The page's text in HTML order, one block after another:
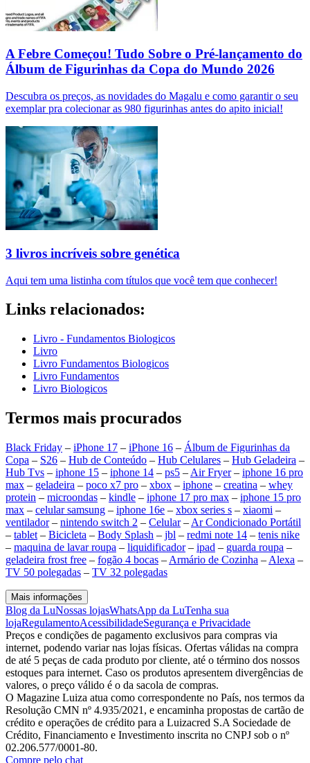
A Febre Começou! Tudo Sobre o Pré-lançamento do
Álbum de Figurinhas da Copa do Mundo 2026
Descubra os preços, as novidades do Magalu e como garantir o seu
exemplar pra colecionar as 980 figurinhas antes do apito inicial!
3 livros incríveis sobre genética
Aqui tem uma listinha com títulos que você tem que conhecer!
Links relacionados:
Livro - Fundamentos Biologicos
Livro
Livro Fundamentos Biologicos
Livro Fundamentos
Livro Biologicos
Termos mais procurados
Black Friday – iPhone 17 – iPhone 16 – Álbum de Figurinhas da
Copa – S26 – Hub de Conteúdo – Hub Celulares – Hub Geladeira –
Hub Tvs – iphone 15 – iphone 14 – ps5 – Air Fryer– iphone 16 pro
max – geladeira – poco x7 pro – xbox – iphone – creatina – whey
protein – microondas – kindle – iphone 17 pro max – iphone 15 pro
max – celular samsung – iphone 16e – xbox series s – xiaomi –
ventilador– nintendo switch 2 – Celular– Ar Condicionado Portátil
– tablet – Bicicleta – Body Splash – jbl – redmi note 14 – tenis nike
– maquina de lavar roupa – liquidificador– ipad – guarda roupa –
geladeira frost free – fogão 4 bocas – Armário de Cozinha – Alexa –
TV 50 polegadas – TV 32 polegadas
Mais informações
Blog da LuNossas lojasWhatsApp da LuTenha sua
lojaRegulamentoAcessibilidadeSegurança e Privacidade
Preços e condições de pagamento exclusivos para compras via
internet, podendo variar nas lojas físicas. Ofertas válidas na compra
de até 5 peças de cada produto por cliente, até o término dos nossos
estoques para internet. Caso os produtos apresentem divergências de
valores, o preço válido é o da sacola de compras.
O Magazine Luiza atua como correspondente no País, nos termos da
Resolução CMN nº 4.935/2021, e encaminha propostas de cartão de
crédito e operações de crédito para a Luizacred S.A Sociedade de
Crédito, Financiamento e Investimento inscrita no CNPJ sob o nº
02.206.577/0001-80.
Compre pelo chat